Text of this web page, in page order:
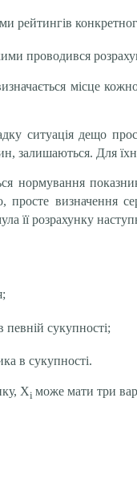
рейтингів
проводився
місце
ситуація дещо
залишаються. Для
нормування
просте
її розрахунку
певній сукупності;
в сукупності.
Хі може мати три